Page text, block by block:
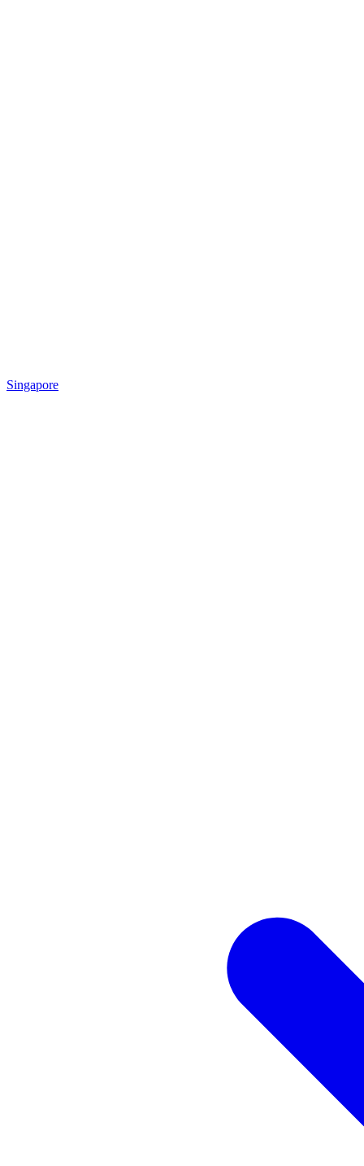
Singapore